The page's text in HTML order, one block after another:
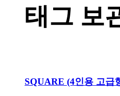
태그 보
SQUARE (4인용 고급